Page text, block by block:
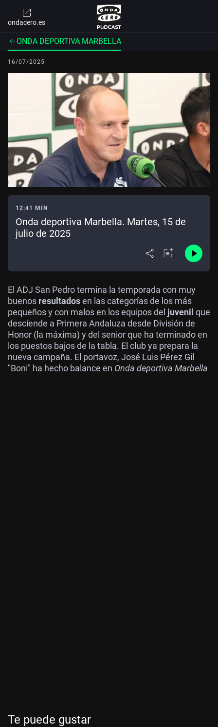
ondacero.es
ONDA DEPORTIVA MARBELLA
16/07/2025
12:41 MIN
Onda deportiva Marbella. Martes, 15 de
julio de 2025
El ADJ San Pedro termina la temporada con muy
buenos resultadosen las categorías de los más
pequeños y con malos en los equipos del juvenil que
desciende a Primera Andaluza desde División de
Honor (la máxima) y del senior que ha terminado en
los puestos bajos de la tabla. El club ya prepara la
nueva campaña. El portavoz, José Luis Pérez Gil
"Boni" ha hecho balance en Onda deportiva Marbella
Te puede gustar